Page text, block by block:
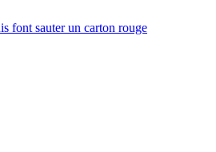
font sauter un carton rouge